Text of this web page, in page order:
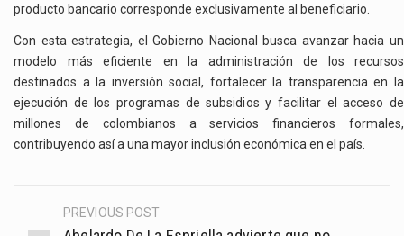
producto bancario corresponde exclusivamente al beneficiario.
Con esta estrategia, el Gobierno Nacional busca avanzar hacia un
modelo más eficiente en la administración de los recursos
destinados a la inversión social, fortalecer la transparencia en la
ejecución de los programas de subsidios y facilitar el acceso de
millones de colombianos a servicios financieros formales,
contribuyendo así a una mayor inclusión económica en el país.
PostPREVIOUS POST